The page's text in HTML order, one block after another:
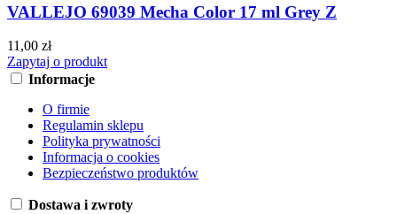
VALLEJO 69039 Mecha Color 17 ml Grey Z
11,00 zł
Zapytaj o produkt
Informacje
O firmie
Regulamin sklepu
Polityka prywatności
Informacja o cookies
Bezpieczeństwo produktów
Dostawa i zwroty